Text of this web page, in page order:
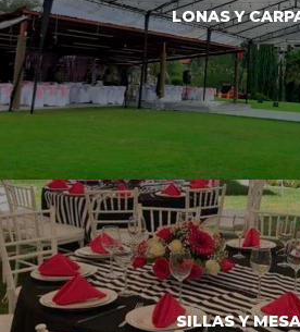
LONAS Y
RENTA Y VENTA DE
SILLAS Y